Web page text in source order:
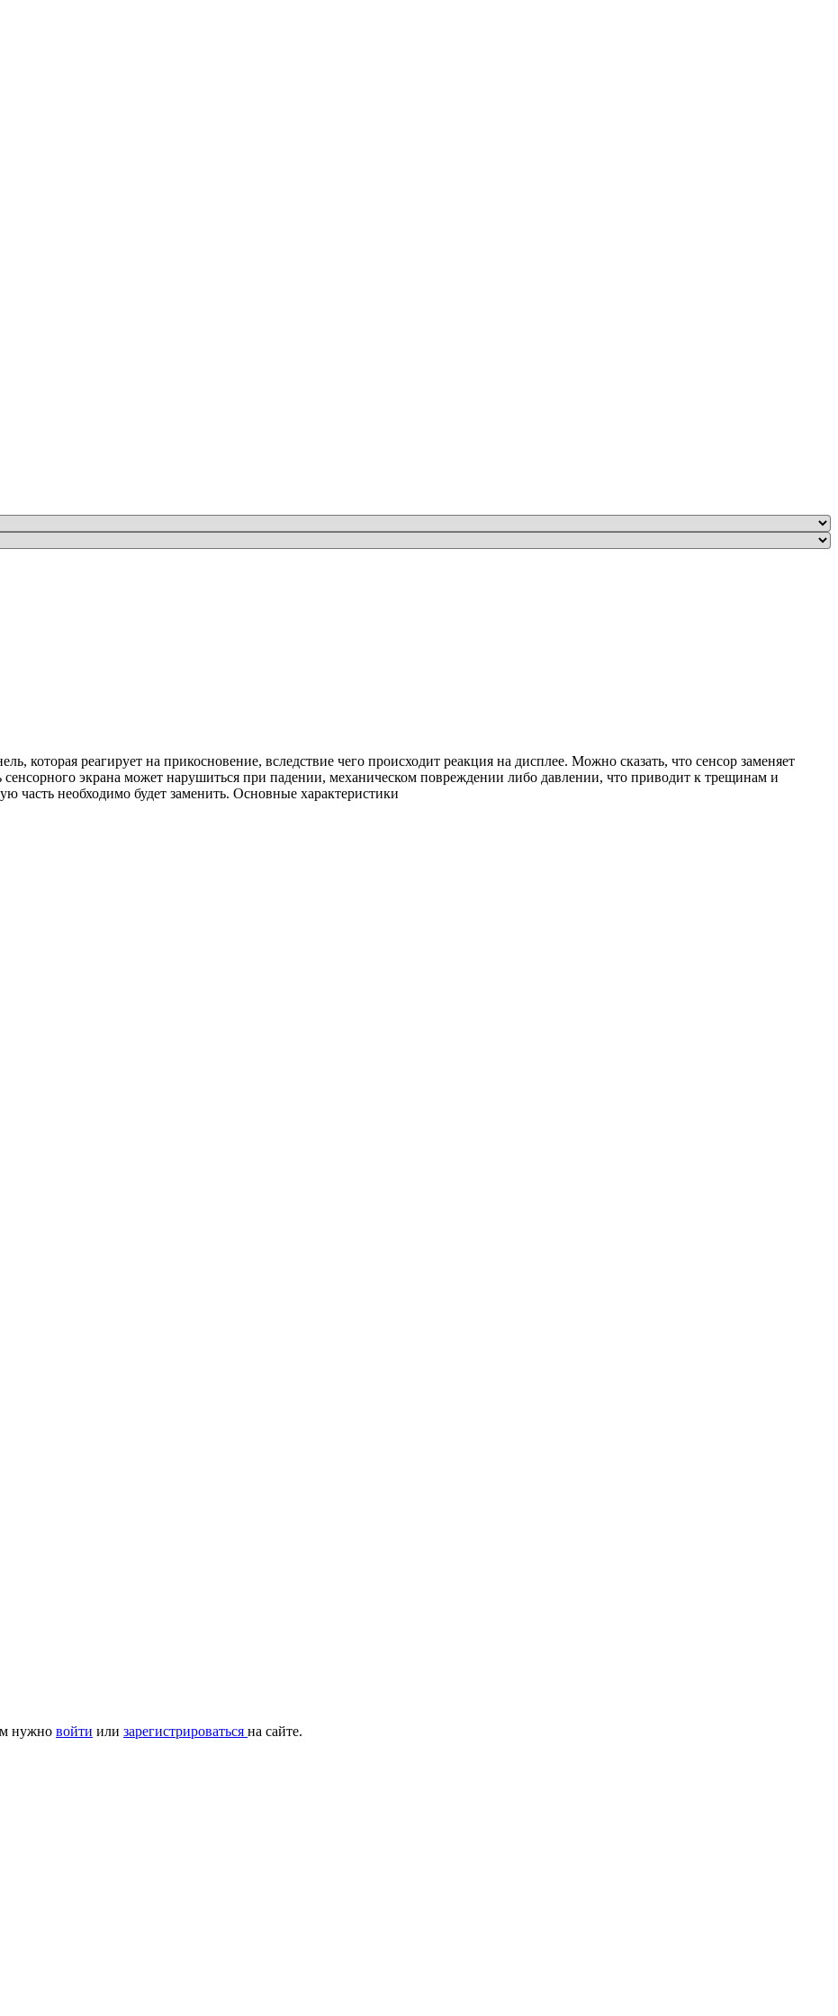
которая реагирует на прикосновение, вследствие чего происходит реакция на дисплее. Можно сказать, что сенсор заменяет
экрана может нарушиться при падении, механическом повреждении либо давлении, что приводит к трещинам и
часть необходимо будет заменить. Основные характеристики
нужно войти или зарегистрироваться на сайте.